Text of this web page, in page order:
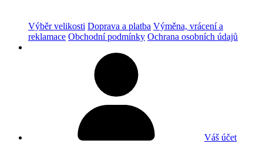
Výběr velikosti Doprava a platba Výměna, vrácení a
reklamace Obchodní podmínky Ochrana osobních údajů
Váš účet